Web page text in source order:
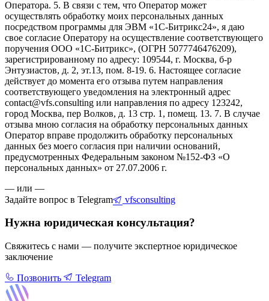
Оператора. 5. В связи с тем, что Оператор может
осуществлять обработку моих персональных данных
посредством программы для ЭВМ «1С-Битрикс24», я даю
свое согласие Оператору на осуществление соответствующего
поручения ООО «1С-Битрикс», (ОГРН 5077746476209),
зарегистрированному по адресу: 109544, г. Москва, б-р
Энтузиастов, д. 2, эт.13, пом. 8-19. 6. Настоящее согласие
действует до момента его отзыва путем направления
соответствующего уведомления на электронный адрес
contact@vfs.consulting или направления по адресу 123242,
город Москва, пер Волков, д. 13 стр. 1, помещ. 13. 7. В случае
отзыва мною согласия на обработку персональных данных
Оператор вправе продолжить обработку персональных
данных без моего согласия при наличии оснований,
предусмотренных Федеральным законом №152-ФЗ «О
персональных данных» от 27.07.2006 г.
— или —
Задайте вопрос в Telegram
vfsconsulting
Нужна юридическая консультация?
Свяжитесь с нами — получите экспертное юридическое
заключение
Позвонить Telegram